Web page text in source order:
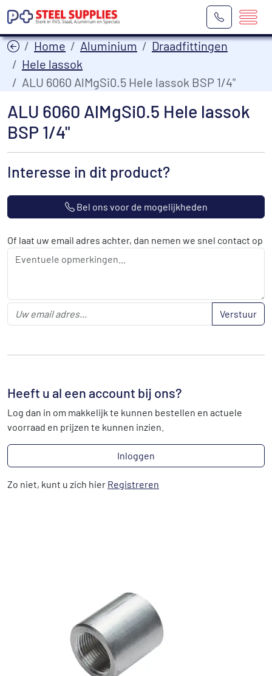
Home Aluminium
Draadfittingen
Hele lassok
ALU 6060 AlMgSi0.5 Hele lassok BSP 1/4"
ALU 6060 AlMgSi0.5 Hele lassok
BSP 1/4"
Interesse in dit product?
Bel ons voor de mogelijkheden
Of laat uw email adres achter, dan nemen we snel contact op
Verstuur
Heeft u al een account bij ons?
Log dan in om makkelijk te kunnen bestellen en actuele
voorraad en prijzen te kunnen inzien.
Inloggen
Zo niet, kunt u zich hier Registreren